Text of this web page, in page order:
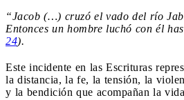
“Jacob (…) cruzó el vado del río
Entonces un hombre luchó con él
24).
Este incidente en las Escrituras
la distancia, la fe, la tensión, la
y la bendición que acompañan la